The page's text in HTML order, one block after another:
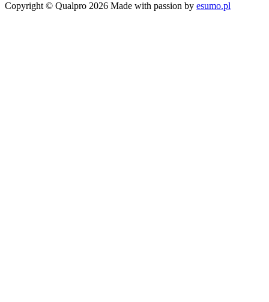
Copyright © Qualpro 2026 Made with passion by esumo.pl